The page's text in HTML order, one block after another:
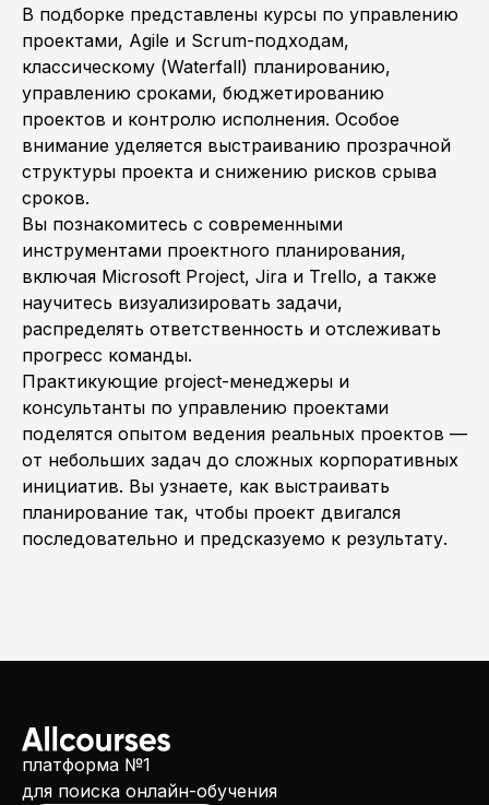
В подборке представлены курсы по управлению
проектами, Agile и Scrum-подходам,
классическому (Waterfall) планированию,
управлению сроками, бюджетированию
проектов и контролю исполнения. Особое
внимание уделяется выстраиванию прозрачной
структуры проекта и снижению рисков срыва
сроков.
Вы познакомитесь с современными
инструментами проектного планирования,
включая Microsoft Project, Jira и Trello, а также
научитесь визуализировать задачи,
распределять ответственность и отслеживать
прогресс команды.
Практикующие project-менеджеры и
консультанты по управлению проектами
поделятся опытом ведения реальных проектов —
от небольших задач до сложных корпоративных
инициатив. Вы узнаете, как выстраивать
планирование так, чтобы проект двигался
последовательно и предсказуемо к результату.
платформа №1
для поиска онлайн-обучения